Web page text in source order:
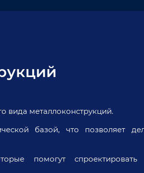
вида металлоконструкций.
базой, что позволяет
помогут спроектировать